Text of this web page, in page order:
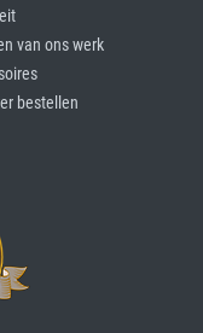
van ons werk
bestellen